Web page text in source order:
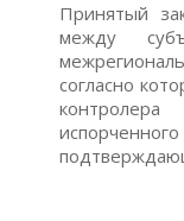
Принятый
между
согласно